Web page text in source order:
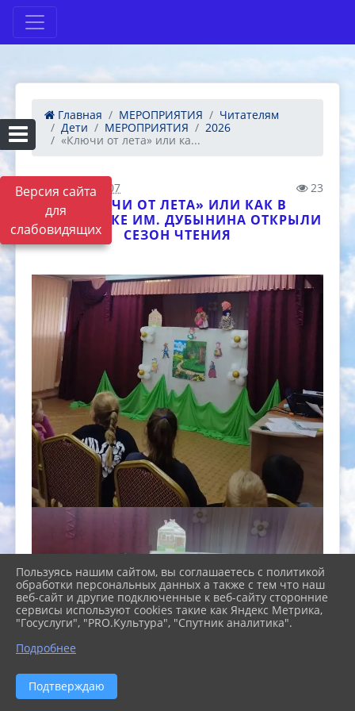
Версия сайта
для
слабовидящих
Главная МЕРОПРИЯТИЯ
Читателям
Дети
МЕРОПРИЯТИЯ
2026
«Ключи от лета» или ка...
01.06.2026 15:07 23
«КЛЮЧИ ОТ ЛЕТА» ИЛИ КАК В
БИБЛИОТЕКЕ ИМ. ДУБЫНИНА ОТКРЫЛИ
СЕЗОН ЧТЕНИЯ
Пользуясь нашим сайтом, вы соглашаетесь с политикой
обработки персональных данных а также с тем что наш
веб-сайт и другие подключенные к веб-сайту сторонние
сервисы используют cookies такие как Яндекс Метрика,
"Госуслуги", "PRO.Культура", "Спутник аналитика".
Подробнее
Подтверждаю